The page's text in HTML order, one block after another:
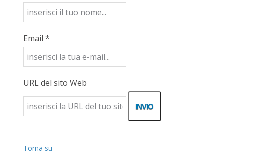
Email *
URL del sito Web
Torna su